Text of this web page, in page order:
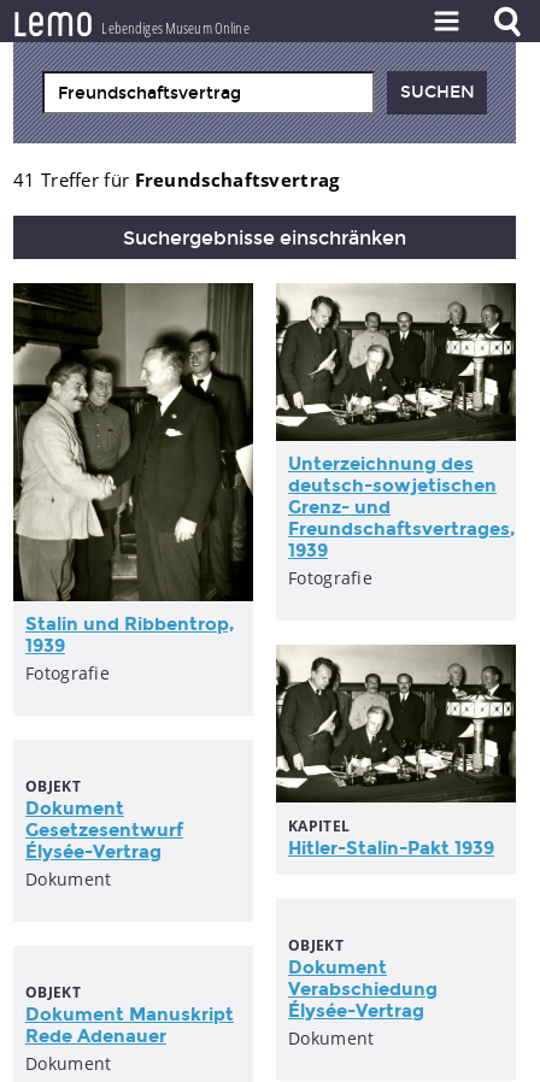
lemo Lebendiges Museum Online
ZEITSTRAHL
THEMEN
ZEITZEUGEN
BESTAND
PROJEKT
41 Treffer für Freundschaftsvertrag
Suchergebnisse einschränken
Stalin und Ribbentrop,
1939
Fotografie
Unterzeichnung des
deutsch-sowjetischen
Grenz- und
Freundschaftsvertrages,
1939
Fotografie
KAPITEL
Hitler-Stalin-Pakt 1939
OBJEKT
Dokument
Gesetzesentwurf
Élysée-Vertrag
Dokument
OBJEKT
Dokument
Verabschiedung
Élysée-Vertrag
Dokument
OBJEKT
Dokument Manuskript
Rede Adenauer
Dokument